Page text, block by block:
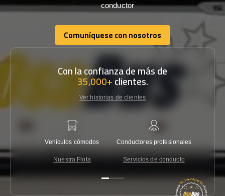
conductor
Comuníquese con nosotros
Comuníquese con nosotros
Con la confianza de más de
35,000+clientes.
Ver historias de clientes
Vehículos cómodos
Nuestra Flota
Conductores profesionales
Servicios de conducto